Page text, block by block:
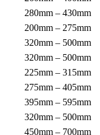
280mm – 430mm
200mm – 275mm
320mm – 500mm
320mm – 500mm
225mm – 315mm
275mm – 405mm
395mm – 595mm
320mm – 500mm
450mm – 700mm